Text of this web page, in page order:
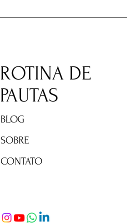
ROTINA DE
PAUTAS
BLOG
SOBRE
CONTATO